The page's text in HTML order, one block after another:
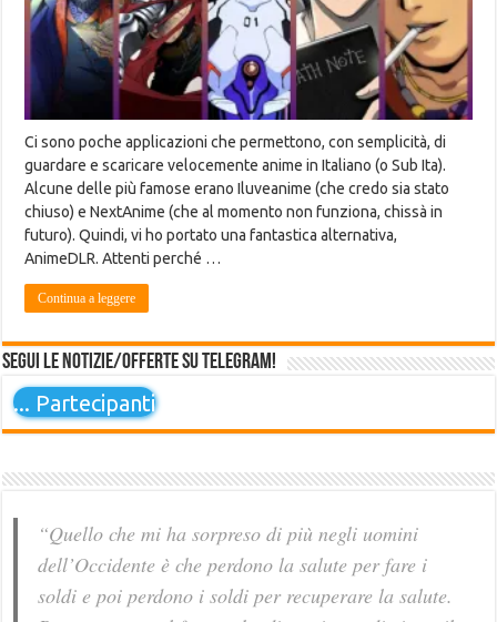
Ci sono poche applicazioni che permettono, con semplicità, di
guardare e scaricare velocemente anime in Italiano (o Sub Ita).
Alcune delle più famose erano Iluveanime (che credo sia stato
chiuso) e NextAnime (che al momento non funziona, chissà in
futuro). Quindi, vi ho portato una fantastica alternativa,
AnimeDLR. Attenti perché …
Continua a leggere
Segui le notizie/offerte su Telegram!
... Partecipanti
“Quello che mi ha sorpreso di più negli uomini
dell’Occidente è che perdono la salute per fare i
soldi e poi perdono i soldi per recuperare la salute.